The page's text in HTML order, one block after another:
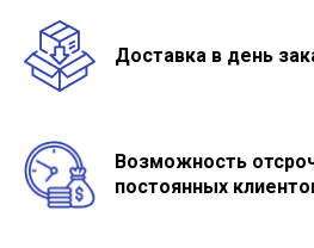
Доставка в день
Возможность
постоянных